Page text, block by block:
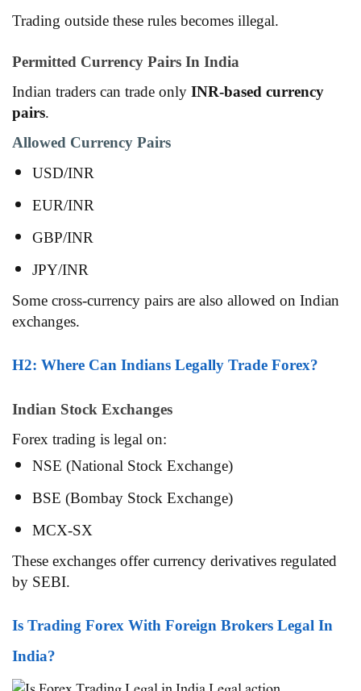
Trading outside these rules becomes illegal.
Permitted Currency Pairs In India
Indian traders can trade only INR-based currency
pairs.
Allowed Currency Pairs
USD/INR
EUR/INR
GBP/INR
JPY/INR
Some cross-currency pairs are also allowed on Indian
exchanges.
H2: Where Can Indians Legally Trade Forex?
Indian Stock Exchanges
Forex trading is legal on:
NSE (National Stock Exchange)
BSE (Bombay Stock Exchange)
MCX-SX
These exchanges offer currency derivatives regulated
by SEBI.
Is Trading Forex With Foreign Brokers Legal In
India?